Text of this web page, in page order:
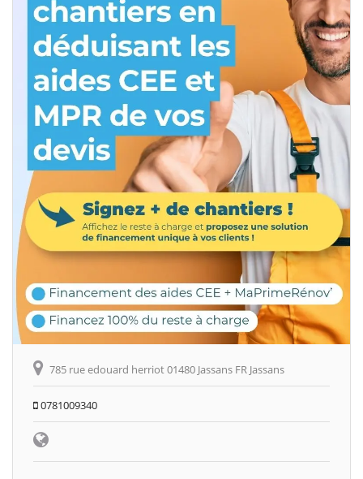
785 rue edouard herriot 01480 Jassans FR Jassans
0781009340